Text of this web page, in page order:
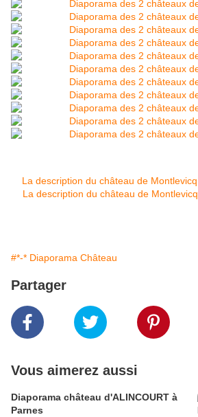
La description du château de Montlevicq
La description du château de Montlevicq
#*-* Diaporama Château
Partager
Vous aimerez aussi
Diaporama château d'ALINCOURT à
Parnes